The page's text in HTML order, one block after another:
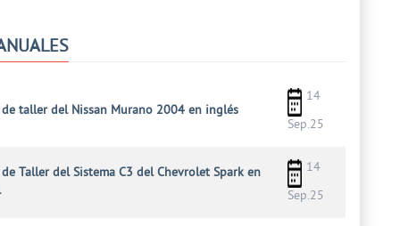
taller del Nissan Murano 2004 en inglés
14
Sep.25
Taller del Sistema C3 del Chevrolet Spark en
14
Sep.25